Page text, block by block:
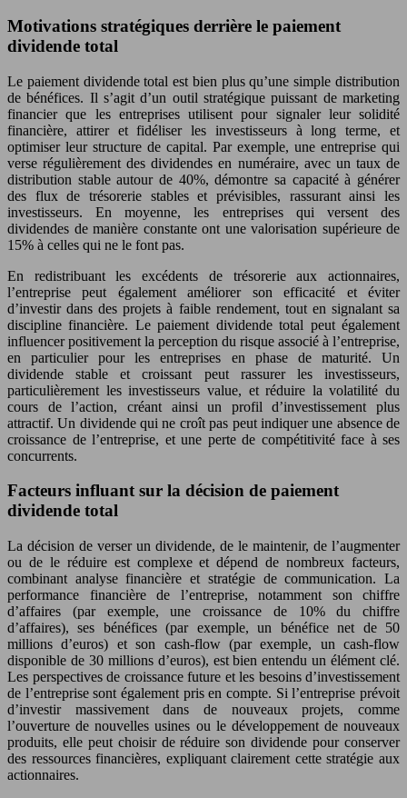
Motivations stratégiques derrière le paiement
dividende total
Le paiement dividende total est bien plus qu’une simple distribution
de bénéfices. Il s’agit d’un outil stratégique puissant de marketing
financier que les entreprises utilisent pour signaler leur solidité
financière, attirer et fidéliser les investisseurs à long terme, et
optimiser leur structure de capital. Par exemple, une entreprise qui
verse régulièrement des dividendes en numéraire, avec un taux de
distribution stable autour de 40%, démontre sa capacité à générer
des flux de trésorerie stables et prévisibles, rassurant ainsi les
investisseurs. En moyenne, les entreprises qui versent des
dividendes de manière constante ont une valorisation supérieure de
15% à celles qui ne le font pas.
En redistribuant les excédents de trésorerie aux actionnaires,
l’entreprise peut également améliorer son efficacité et éviter
d’investir dans des projets à faible rendement, tout en signalant sa
discipline financière. Le paiement dividende total peut également
influencer positivement la perception du risque associé à l’entreprise,
en particulier pour les entreprises en phase de maturité. Un
dividende stable et croissant peut rassurer les investisseurs,
particulièrement les investisseurs value, et réduire la volatilité du
cours de l’action, créant ainsi un profil d’investissement plus
attractif. Un dividende qui ne croît pas peut indiquer une absence de
croissance de l’entreprise, et une perte de compétitivité face à ses
concurrents.
Facteurs influant sur la décision de paiement
dividende total
La décision de verser un dividende, de le maintenir, de l’augmenter
ou de le réduire est complexe et dépend de nombreux facteurs,
combinant analyse financière et stratégie de communication. La
performance financière de l’entreprise, notamment son chiffre
d’affaires (par exemple, une croissance de 10% du chiffre
d’affaires), ses bénéfices (par exemple, un bénéfice net de 50
millions d’euros) et son cash-flow (par exemple, un cash-flow
disponible de 30 millions d’euros), est bien entendu un élément clé.
Les perspectives de croissance future et les besoins d’investissement
de l’entreprise sont également pris en compte. Si l’entreprise prévoit
d’investir massivement dans de nouveaux projets, comme
l’ouverture de nouvelles usines ou le développement de nouveaux
produits, elle peut choisir de réduire son dividende pour conserver
des ressources financières, expliquant clairement cette stratégie aux
actionnaires.